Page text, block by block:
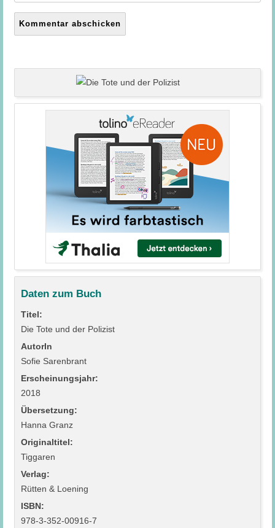
Daten zum Buch
Titel:
Die Tote und der Polizist
AutorIn
Sofie Sarenbrant
Erscheinungsjahr:
2018
Übersetzung:
Hanna Granz
Originaltitel:
Tiggaren
Verlag:
Rütten & Loening
ISBN:
978-3-352-00916-7